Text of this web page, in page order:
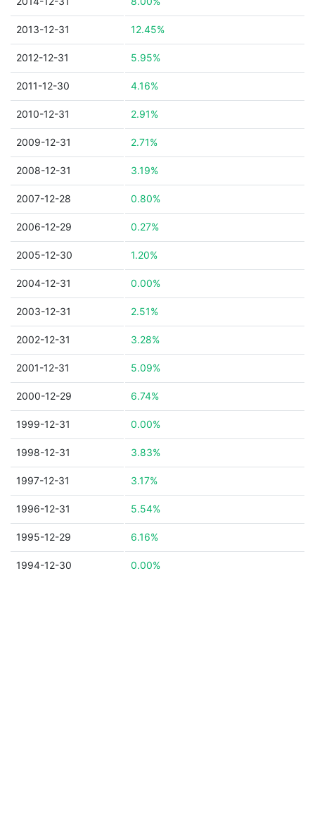
2013-12-31 12.45%
2012-12-31 5.95%
2011-12-30 4.16%
2010-12-31 2.91%
2009-12-31 2.71%
2008-12-31 3.19%
2007-12-28 0.80%
2006-12-29 0.27%
2005-12-30 1.20%
2004-12-31 0.00%
2003-12-31 2.51%
2002-12-31 3.28%
2001-12-31 5.09%
2000-12-29 6.74%
1999-12-31 0.00%
1998-12-31 3.83%
1997-12-31 3.17%
1996-12-31 5.54%
1995-12-29 6.16%
1994-12-30 0.00%